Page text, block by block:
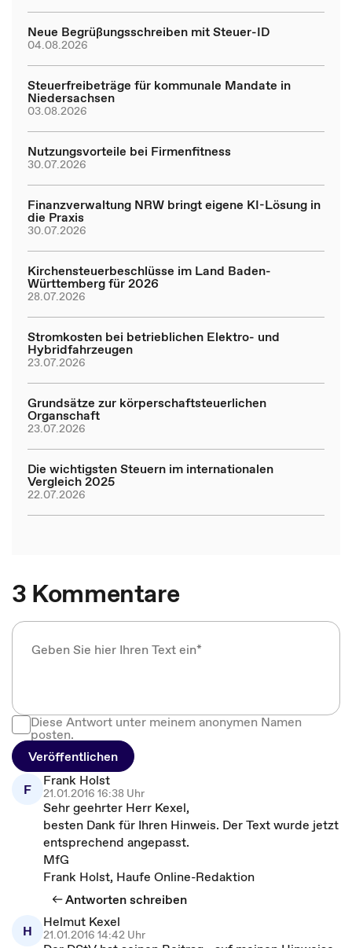
Neue Begrüßungsschreiben mit Steuer-ID
04.08.2026
Steuerfreibeträge für kommunale Mandate in
Niedersachsen
03.08.2026
Nutzungsvorteile bei Firmenfitness
30.07.2026
Finanzverwaltung NRW bringt eigene KI-Lösung in
die Praxis
30.07.2026
Kirchensteuerbeschlüsse im Land Baden-
Württemberg für 2026
28.07.2026
Stromkosten bei betrieblichen Elektro- und
Hybridfahrzeugen
23.07.2026
Grundsätze zur körperschaftsteuerlichen
Organschaft
23.07.2026
Die wichtigsten Steuern im internationalen
Vergleich 2025
22.07.2026
3 Kommentare
Diese Antwort unter meinem anonymen Namen
posten.
Veröffentlichen
F
Frank Holst
21.01.2016 16:38 Uhr
Sehr geehrter Herr Kexel,
besten Dank für Ihren Hinweis. Der Text wurde jetzt
entsprechend angepasst.
MfG
Frank Holst, Haufe Online-Redaktion
Antworten schreiben
H
Helmut Kexel
21.01.2016 14:42 Uhr